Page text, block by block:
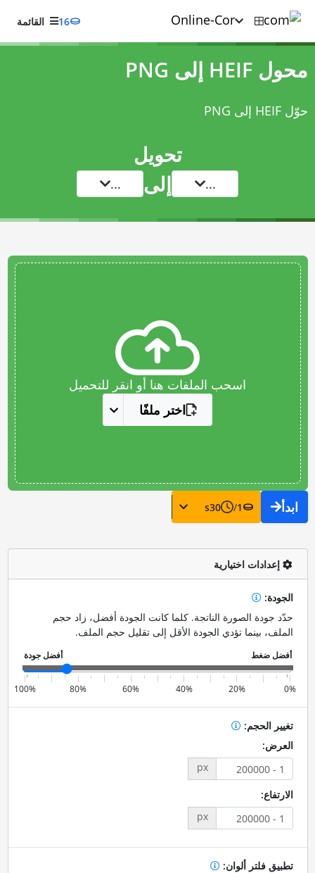
16 القائمة
محول HEIF إلى PNG
حوّل HEIF إلى PNG
تحويل
... إلى ...
اسحب الملفات هنا أو انقر للتحميل
اختر ملفًا
ابدأ 1
/
30
s
إعدادات اختيارية
الجودة:
حدّد جودة الصورة الناتجة. كلما كانت الجودة أفضل، زاد حجم
الملف، بينما تؤدي الجودة الأقل إلى تقليل حجم الملف.
0%
20%
40%
60%
80%
100%
تغيير الحجم:
العرض:
px
الارتفاع:
px
تطبيق فلتر ألوان: